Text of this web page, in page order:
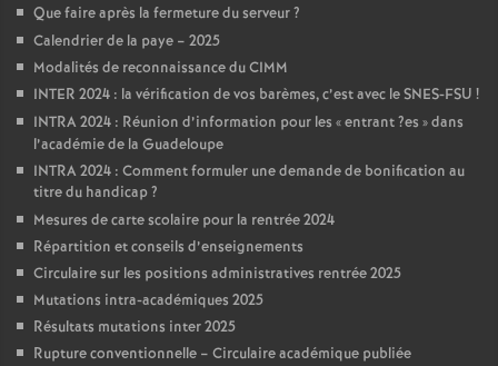
Que faire après la fermeture du serveur?
Calendrier de la paye – 2025
Modalités de reconnaissance du CIMM
INTER 2024 : la vérification de vos barèmes, c’est avec le SNES-FSU !
INTRA 2024 : Réunion d’information pour les «entrant?es » dans
l’académie de la Guadeloupe
INTRA 2024 : Comment formuler une demande de bonification au
titre du handicap?
Mesures de carte scolaire pour la rentrée 2024
Répartition et conseils d’enseignements
Circulaire sur les positions administratives rentrée 2025
Mutations intra-académiques 2025
Résultats mutations inter 2025
Rupture conventionnelle – Circulaire académique publiée